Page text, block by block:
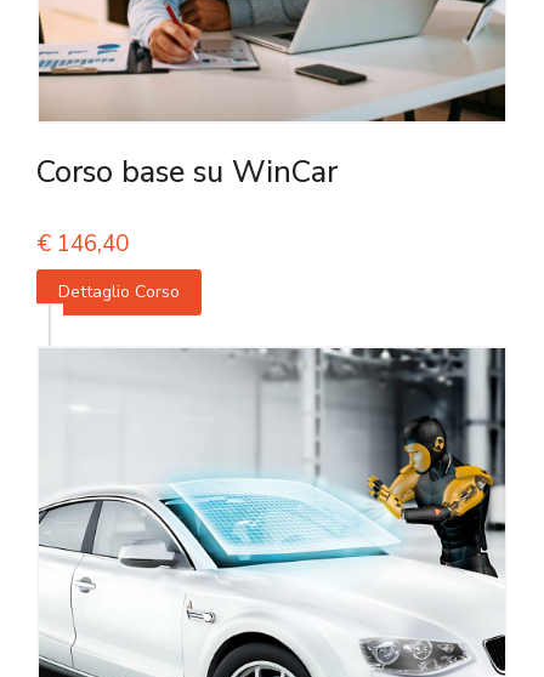
Corso base su WinCar
€ 146,40
Dettaglio Corso